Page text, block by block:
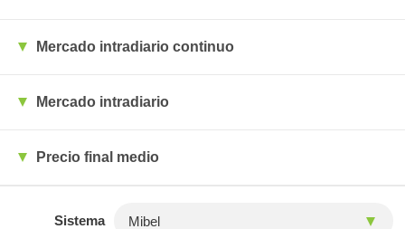
Mercado intradiario continuo
Mercado intradiario
Precio final medio
Sistema